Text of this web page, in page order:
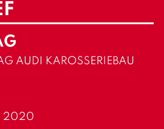
AUDI KAROSSERIEBAU
2020